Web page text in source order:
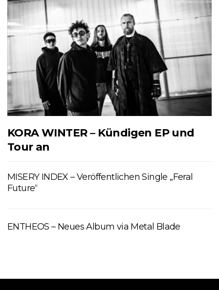
KORA WINTER – Kündigen EP und
Tour an
MISERY INDEX – Veröffentlichen Single „Feral
Future“
ENTHEOS – Neues Album via Metal Blade